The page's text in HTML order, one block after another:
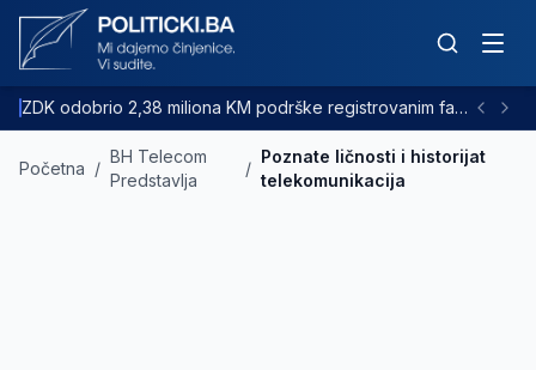
ZDK odobrio 2,38 miliona KM podrške registrovanim farmama goveda
Početna /
BH Telecom
Predstavlja
/
Poznate ličnosti i historijat
telekomunikacija